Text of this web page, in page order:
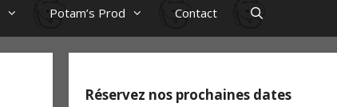
Potam’s Prod Contact
Réservez nos prochaines dates